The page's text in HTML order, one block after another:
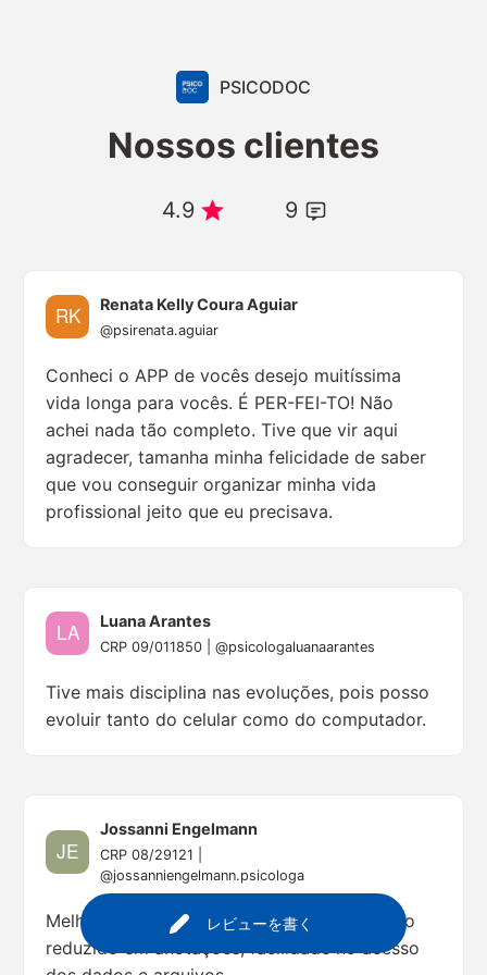
PSICODOC
Nossos clientes
4.9 9
レビューを書く
Renata Kelly Coura Aguiar
@psirenata.aguiar
Conheci o APP de vocês desejo muitíssima
vida longa para vocês. É PER-FEI-TO! Não
achei nada tão completo. Tive que vir aqui
agradecer, tamanha minha felicidade de saber
que vou conseguir organizar minha vida
profissional jeito que eu precisava.
Luana Arantes
CRP 09/011850 | @psicologaluanaarantes
Tive mais disciplina nas evoluções, pois posso
evoluir tanto do celular como do computador.
Jossanni Engelmann
CRP 08/29121 |
@jossanniengelmann.psicologa
Melhorou muito a minha organização, tempo
reduzido em anotações, facilidade no acesso